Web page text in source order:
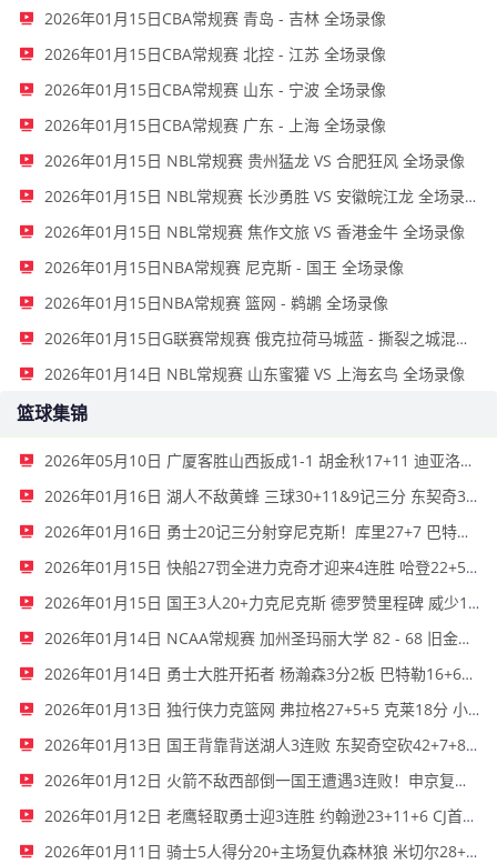
2026年01月15日CBA常规赛 青岛 - 吉林 全场录像
2026年01月15日CBA常规赛 北控 - 江苏 全场录像
2026年01月15日CBA常规赛 山东 - 宁波 全场录像
2026年01月15日CBA常规赛 广东 - 上海 全场录像
2026年01月15日 NBL常规赛 贵州猛龙 VS 合肥狂风 全场录像
2026年01月15日 NBL常规赛 长沙勇胜 VS 安徽皖江龙 全场录像
2026年01月15日 NBL常规赛 焦作文旅 VS 香港金牛 全场录像
2026年01月15日NBA常规赛 尼克斯 - 国王 全场录像
2026年01月15日NBA常规赛 篮网 - 鹈鹕 全场录像
2026年01月15日G联赛常规赛 俄克拉荷马城蓝 - 撕裂之城混音 全场录像
2026年01月14日 NBL常规赛 山东蜜獾 VS 上海玄鸟 全场录像
篮球集锦
2026年05月10日 广厦客胜山西扳成1-1 胡金秋17+11 迪亚洛关键上篮不中
2026年01月16日 湖人不敌黄蜂 三球30+11&9记三分 东契奇39分 詹姆斯29+9+6
2026年01月16日 勇士20记三分射穿尼克斯！库里27+7 巴特勒32+8 穆迪三分9中7
2026年01月15日 快船27罚全进力克奇才迎来4连胜 哈登22+5+8 伦纳德33分4断
2026年01月15日 国王3人20+力克尼克斯 德罗赞里程碑 威少11助 布伦森伤退
2026年01月14日 NCAA常规赛 加州圣玛丽大学 82 - 68 旧金山大学 全场集锦
2026年01月14日 勇士大胜开拓者 杨瀚森3分2板 巴特勒16+6+5 库里9中2送11助
2026年01月13日 独行侠力克篮网 弗拉格27+5+5 克莱18分 小波特28+9
2026年01月13日 国王背靠背送湖人3连败 东契奇空砍42+7+8+4断 威少22+5+7
2026年01月12日 火箭不敌西部倒一国王遭遇3连败！申京复出19+9 阿门31+13+6
2026年01月12日 老鹰轻取勇士迎3连胜 约翰逊23+11+6 CJ首秀12分 库里31+5
2026年01月11日 骑士5人得分20+主场复仇森林狼 米切尔28+8 爱德华兹25+5